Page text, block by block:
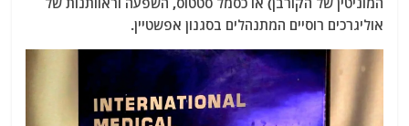
אוליגרכים רוסיים המתנהלים בסגנון אפשטיין.